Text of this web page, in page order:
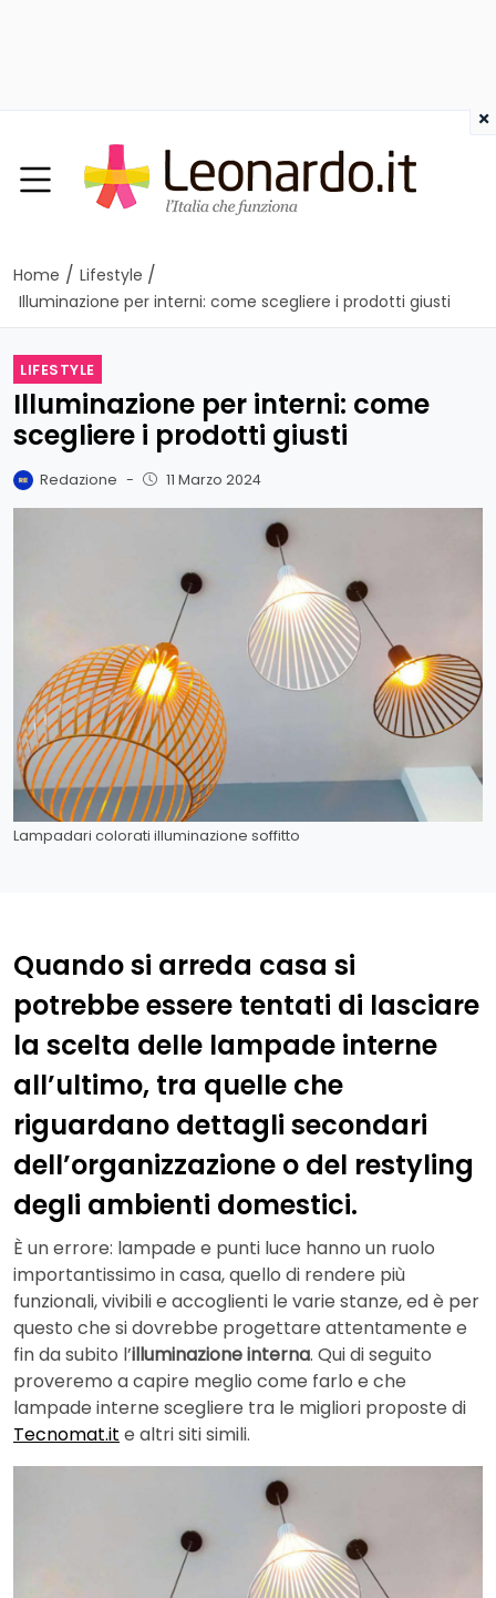
Home / Lifestyle /
Illuminazione per interni: come scegliere i prodotti giusti
LIFESTYLE
Illuminazione per interni: come
scegliere i prodotti giusti
Redazione - 11 Marzo 2024
Lampadari colorati illuminazione soffitto
Quando si arreda casa si
potrebbe essere tentati di lasciare
la scelta delle lampade interne
all’ultimo, tra quelle che
riguardano dettagli secondari
dell’organizzazione o del restyling
degli ambienti domestici.
È un errore: lampade e punti luce hanno un ruolo
importantissimo in casa, quello di rendere più
funzionali, vivibili e accoglienti le varie stanze, ed è per
questo che si dovrebbe progettare attentamente e
fin da subito l’illuminazione interna. Qui di seguito
proveremo a capire meglio come farlo e che
lampade interne scegliere tra le migliori proposte di
Tecnomat.it e altri siti simili.
×